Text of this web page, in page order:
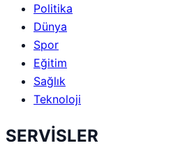
Politika
Dünya
Spor
Eğitim
Sağlık
Teknoloji
SERVİSLER